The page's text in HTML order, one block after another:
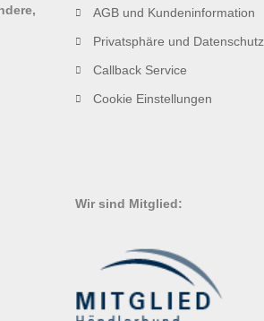
AGB und Kundeninformation
Privatsphäre und Datenschutz
Callback Service
Cookie Einstellungen
Wir sind Mitglied: